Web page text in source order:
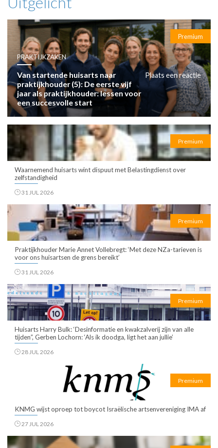
Premium
PRAKTIJKZAKEN
Van startende huisarts naar
praktijkhouder (5): De eerste vijf
jaar als praktijkhouder: lessen voor
een succesvolle start
Plaats een reactie
Premium
Waarnemend huisarts wint dispuut met Belastingdienst over
zelfstandigheid
31 JUL 2026
Premium
Praktijkhouder Marie Annet Vollebregt: ‘Met deze NZa-tarieven is
voor ons huisartsen de grens bereikt’
31 JUL 2026
Premium
Huisarts Harry Bulk: ‘Desinformatie en kwakzalverij zijn van alle
tijden”, Gerben Lochorn: ‘Als ik doodga, ligt het aan jullie’
28 JUL 2026
Premium
KNMG wijst oproep tot boycot Israëlische artsenvereniging IMA af
27 JUL 2026